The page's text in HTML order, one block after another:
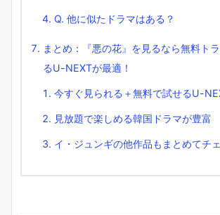
Q. 他に似たドラマはある？
まとめ：『悪の花』を見るなら無料ト
るU-NEXTが最適！
今すぐ見られる＋無料で試せるU-
見放題で楽しめる韓国ドラマが豊富
イ・ジュンギの他作品もまとめてチ